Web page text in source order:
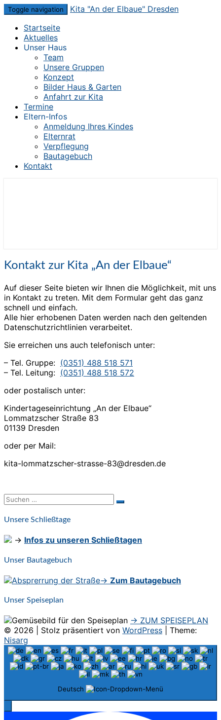
Skip
content
Toggle navigation
Kita "An der Elbaue" Dresden
Startseite
Aktuelles
Unser Haus
Team
Unsere Gruppen
Konzept
Bilder Haus & Garten
Anfahrt zur Kita
Termine
Eltern-Infos
Anmeldung Ihres Kindes
Elternrat
Verpflegung
Bautagebuch
Kontakt
Kontakt
Kita
„An
der
Elbaue“
Kontakt zur Kita „An der Elbaue“
Auf dieser Seite bieten wir Ihnen die Möglichkeit, mit uns
in Kontakt zu treten. Mit dem Formular geht das ganz
schnell und einfach.
Alle hier erhobenen Daten werden nach den geltenden
Datenschutzrichtlinien verarbeitet.
Sie erreichen uns auch telefonisch unter:
– Tel. Gruppe: (0351) 488 518 571
– Tel. Leitung: (0351) 488 518 572
oder postalisch unter:
Kindertageseinrichtung „An der Elbaue“
Lommatzscher Straße 83
01139 Dresden
oder per Mail:
kita-lommatzscher-strasse-83@dresden.de
Suchen
nach:
Suchen
Unsere Schließtage
→ Infos zu unseren Schließtagen
Unser Bautagebuch
→ Zum Bautagebuch
Unser Speiseplan
→ ZUM SPEISEPLAN
© 2026
Stolz präsentiert von WordPress
Theme:
Nisarg
Deutsch